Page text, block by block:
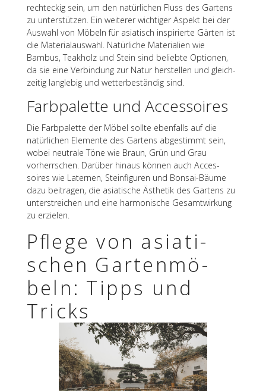
recht­eckig sein, um den natür­li­chen Fluss des Gartens
zu unter­stüt­zen. Ein weite­rer wich­ti­ger Aspekt bei der
Auswahl von Möbeln für asia­tisch inspi­rierte Gärten ist
die Mate­ri­al­aus­wahl. Natür­li­che Mate­ria­lien wie
Bambus, Teak­holz und Stein sind beliebte Optio­nen,
da sie eine Verbin­dung zur Natur herstel­len und gleich­
zei­tig lang­le­big und wetter­be­stän­dig sind.
Farb­pa­lette und Accessoires
Die Farb­pa­lette der Möbel sollte eben­falls auf die
natür­li­chen Elemente des Gartens abge­stimmt sein,
wobei neutrale Töne wie Braun, Grün und Grau
vorherr­schen. Darüber hinaus können auch Acces­
soires wie Later­nen, Stein­fi­gu­ren und Bonsai-Bäume
dazu beitra­gen, die asia­ti­sche Ästhe­tik des Gartens zu
unter­strei­chen und eine harmo­ni­sche Gesamt­wir­kung
zu erzielen.
Pflege von asia­ti­
schen Garten­mö­
beln: Tipps und
Tricks